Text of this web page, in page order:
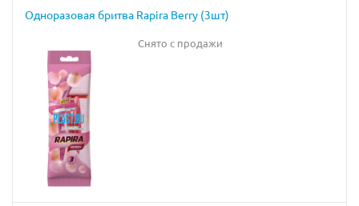
Одноразовая бритва Rapira Berry (3шт)
Снято с продажи